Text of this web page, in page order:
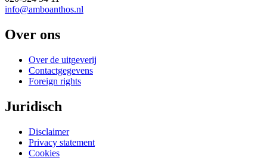
info@amboanthos.nl
Over ons
Over de uitgeverij
Contactgegevens
Foreign rights
Juridisch
Disclaimer
Privacy statement
Cookies